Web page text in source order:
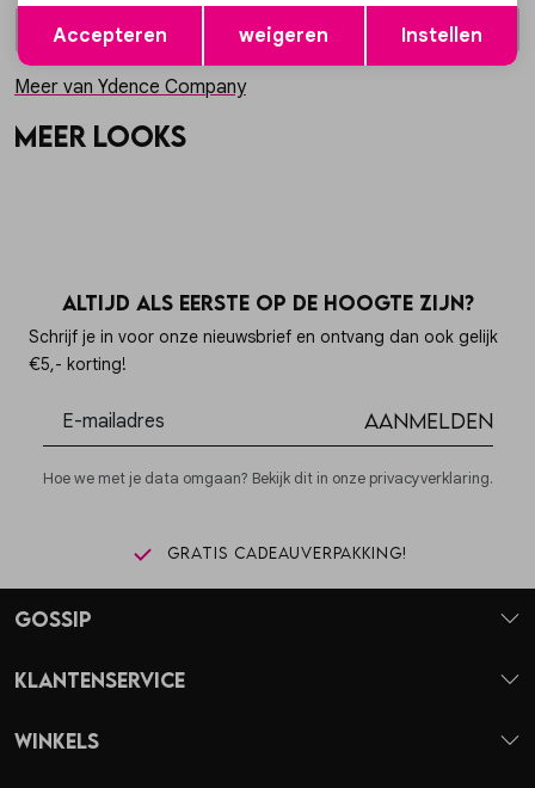
In winkelmand
Selecteer maat In winkelmand
Selecteer maat
Meer van Ydence Company
Meer looks
Altijd als eerste op de hoogte zijn?
Schrijf je in voor onze nieuwsbrief en ontvang dan ook gelijk
€5,- korting!
Aanmelden
Hoe we met je data omgaan? Bekijk dit in onze privacyverklaring.
Gratis cadeauverpakking!
Gossip
Klantenservice
Winkels
Opslaan
Accepteren weigeren Instellen